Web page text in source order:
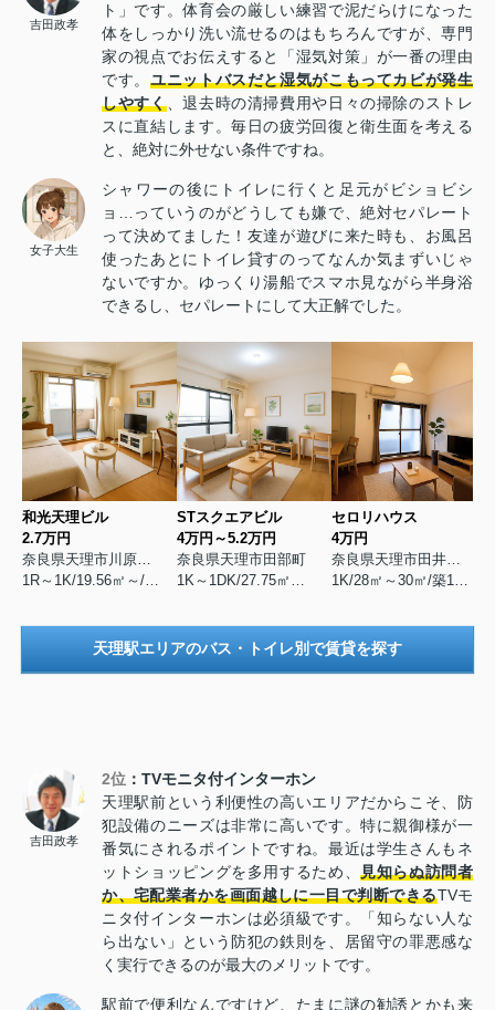
吉田政孝
ト」です。体育会の厳しい練習で泥だらけになった
体をしっかり洗い流せるのはもちろんですが、専門
家の視点でお伝えすると「湿気対策」が一番の理由
です。ユニットバスだと湿気がこもってカビが発生
しやすく、退去時の清掃費用や日々の掃除のストレ
スに直結します。毎日の疲労回復と衛生面を考える
と、絶対に外せない条件ですね。
女子大生
シャワーの後にトイレに行くと足元がビショビシ
ョ…っていうのがどうしても嫌で、絶対セパレート
って決めてました！友達が遊びに来た時も、お風呂
使ったあとにトイレ貸すのってなんか気まずいじゃ
ないですか。ゆっくり湯船でスマホ見ながら半身浴
できるし、セパレートにして大正解でした。
和光天理ビル
2.7万円
STスクエアビル
4万円～5.2万円
奈良県天理市田部町
セロリハウス
4万円
天理駅エリアのバス・トイレ別で賃貸を探す
吉田政孝
2位 ：TVモニタ付インターホン
天理駅前という利便性の高いエリアだからこそ、防
犯設備のニーズは非常に高いです。特に親御様が一
番気にされるポイントですね。最近は学生さんもネ
ットショッピングを多用するため、見知らぬ訪問者
か、宅配業者かを画面越しに一目で判断できるTVモ
ニタ付インターホンは必須級です。「知らない人な
ら出ない」という防犯の鉄則を、居留守の罪悪感な
く実行できるのが最大のメリットです。
駅前で便利なんですけど、たまに謎の勧誘とかも来